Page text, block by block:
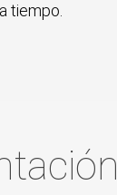
tiempo.